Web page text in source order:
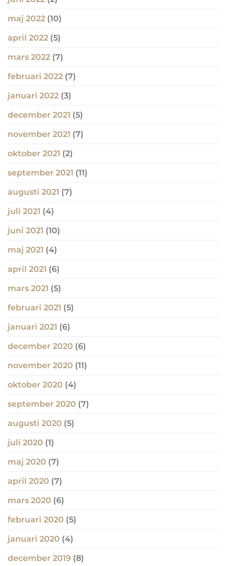
maj 2022 (10)
april 2022 (5)
mars 2022 (7)
februari 2022 (7)
januari 2022 (3)
december 2021 (5)
november 2021 (7)
oktober 2021 (2)
september 2021 (11)
augusti 2021 (7)
juli 2021 (4)
juni 2021 (10)
maj 2021 (4)
april 2021 (6)
mars 2021 (5)
februari 2021 (5)
januari 2021 (6)
december 2020 (6)
november 2020 (11)
oktober 2020 (4)
september 2020 (7)
augusti 2020 (5)
juli 2020 (1)
maj 2020 (7)
april 2020 (7)
mars 2020 (6)
februari 2020 (5)
januari 2020 (4)
december 2019 (8)